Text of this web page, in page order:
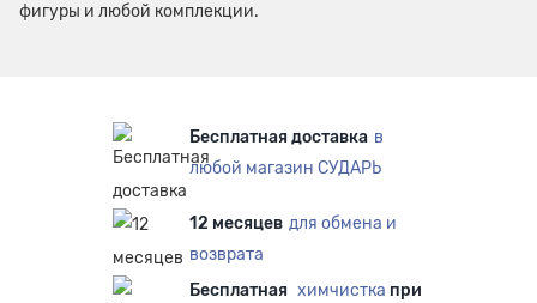
фигуры и любой комплекции.
Бесплатная доставка в
любой магазин СУДАРЬ
12 месяцев для обмена и
возврата
Бесплатная химчистка при